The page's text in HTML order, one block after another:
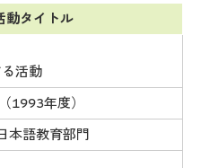
動タイトル
活動
1993年度）
本語教育部門